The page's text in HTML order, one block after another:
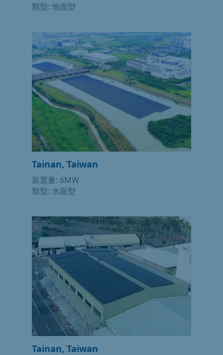
類型: 地面型
Tainan, Taiwan
裝置量: 6MW
類型: 水面型
Tainan, Taiwan